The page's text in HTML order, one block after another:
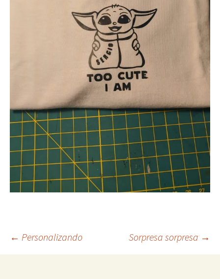
Navegación
← Personalizando Sorpresa sorpresa →